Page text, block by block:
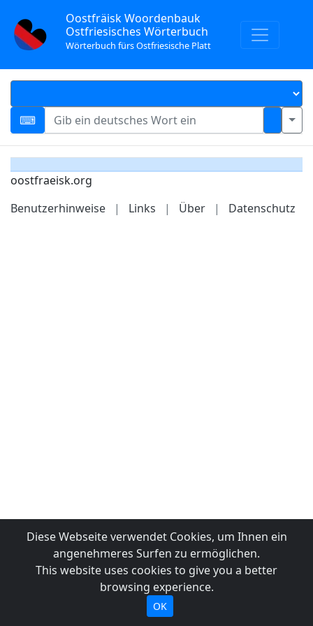
Oostfräisk Woordenbauk
Ostfriesisches Wörterbuch
Wörterbuch fürs Ostfriesische Platt
oostfraeisk.org
Benutzerhinweise
| Links | Über | Datenschutz
Diese Webseite verwendet Cookies, um Ihnen ein
angenehmeres Surfen zu ermöglichen.
This website uses cookies to give you a better
browsing experience.
OK